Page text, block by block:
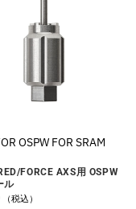
OSPW FOR SRAM
FORCE AXS用 OSPW
ル
（税込）